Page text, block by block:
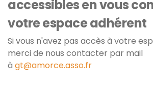
accessibles en vous
votre espace adhérent
Si vous n'avez pas accès à votre
merci de nous contacter par mail
à gt@amorce.asso.fr